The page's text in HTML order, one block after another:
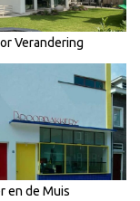
Verandering
en de Muis